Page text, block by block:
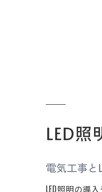
LED
電気工事と
LED照明の導